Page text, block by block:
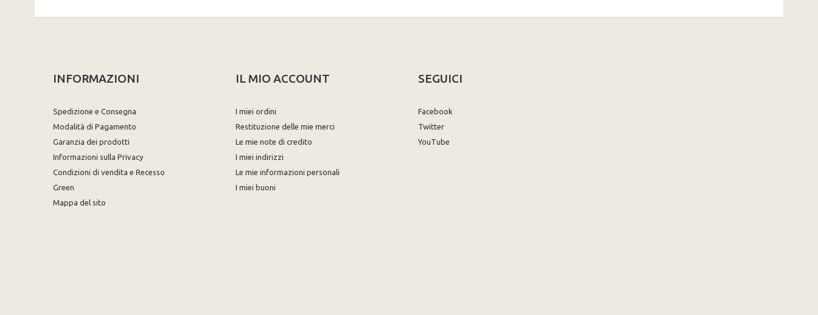
INFORMAZIONI
Spedizione e Consegna
Modalità di Pagamento
Garanzia dei prodotti
Informazioni sulla Privacy
Condizioni di vendita e Recesso
Green
Mappa del sito
IL MIO ACCOUNT
I miei ordini
Restituzione delle mie merci
Le mie note di credito
I miei indirizzi
Le mie informazioni personali
I miei buoni
SEGUICI
Facebook
Twitter
YouTube